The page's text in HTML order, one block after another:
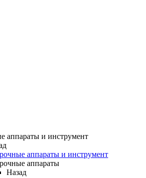
аппараты и инструмент
аппараты и инструмент
аппараты
Назад